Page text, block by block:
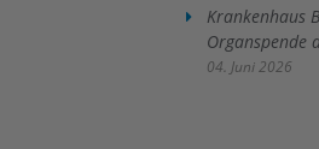
Krankenhaus
Organspende
04. Juni 2026